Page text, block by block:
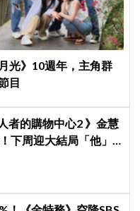
光》10週年，主角群
目
者的購物中心2 》金慧
下周迎大結局「他」